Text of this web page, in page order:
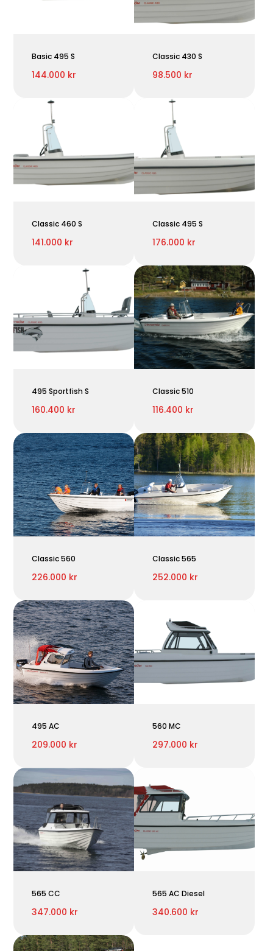
Basic 495 S
144.000 kr
Classic 430 S
98.500 kr
Classic 460 S
141.000 kr
Classic 495 S
176.000 kr
495 Sportfish S
160.400 kr
Classic 510
116.400 kr
Classic 560
226.000 kr
Classic 565
252.000 kr
495 AC
209.000 kr
560 MC
297.000 kr
565 CC
347.000 kr
565 AC Diesel
340.600 kr